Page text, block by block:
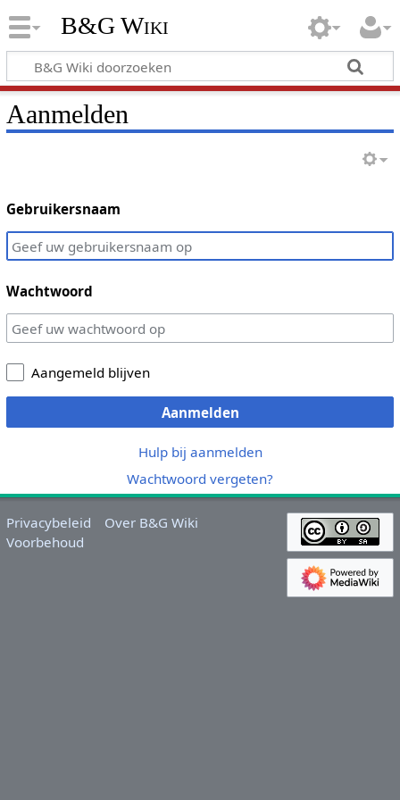
B&G Wiki
Aanmelden
Gebruikersnaam
Wachtwoord
Aangemeld blijven
Aanmelden
Hulp bij aanmelden
Wachtwoord vergeten?
Privacybeleid
Over B&G Wiki
Voorbehoud